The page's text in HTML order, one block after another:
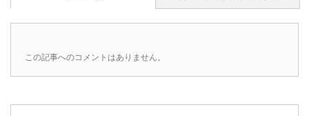
この記事へのコメントはありません。